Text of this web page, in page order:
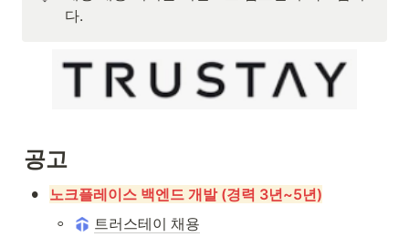
다.
공고
• 노크플레이스 백엔드 개발 (경력 3년~5년)
◦ 트러스테이 채용